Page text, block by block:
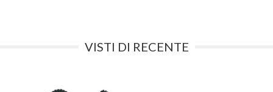
VISTI DI RECENTE